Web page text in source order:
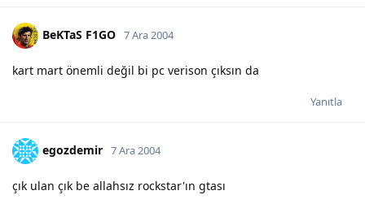
BeKTaS F1GO 7 Ara 2004
kart mart önemli değil bi pc verison çıksın da
Yanıtla
egozdemir 7 Ara 2004
çık ulan çık be allahsız rockstar'ın gtası